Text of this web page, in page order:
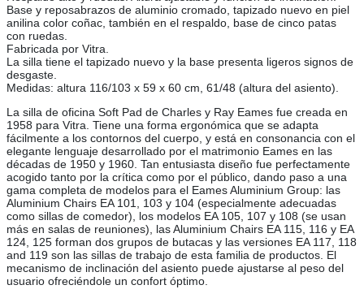
Base y reposabrazos de aluminio cromado, tapizado nuevo en piel
anilina color coñac, también en el respaldo, base de cinco patas
con ruedas.
Fabricada por Vitra.
La silla tiene el tapizado nuevo y la base presenta ligeros signos de
desgaste.
Medidas: altura 116/103 x 59 x 60 cm, 61/48 (altura del asiento).
La silla de oficina Soft Pad de Charles y Ray Eames fue creada en
1958 para Vitra. Tiene una forma ergonómica que se adapta
fácilmente a los contornos del cuerpo, y está en consonancia con el
elegante lenguaje desarrollado por el matrimonio Eames en las
décadas de 1950 y 1960. Tan entusiasta diseño fue perfectamente
acogido tanto por la crítica como por el público, dando paso a una
gama completa de modelos para el Eames Aluminium Group: las
Aluminium Chairs EA 101, 103 y 104 (especialmente adecuadas
como sillas de comedor), los modelos EA 105, 107 y 108 (se usan
más en salas de reuniones), las Aluminium Chairs EA 115, 116 y EA
124, 125 forman dos grupos de butacas y las versiones EA 117, 118
and 119 son las sillas de trabajo de esta familia de productos. El
mecanismo de inclinación del asiento puede ajustarse al peso del
usuario ofreciéndole un confort óptimo.